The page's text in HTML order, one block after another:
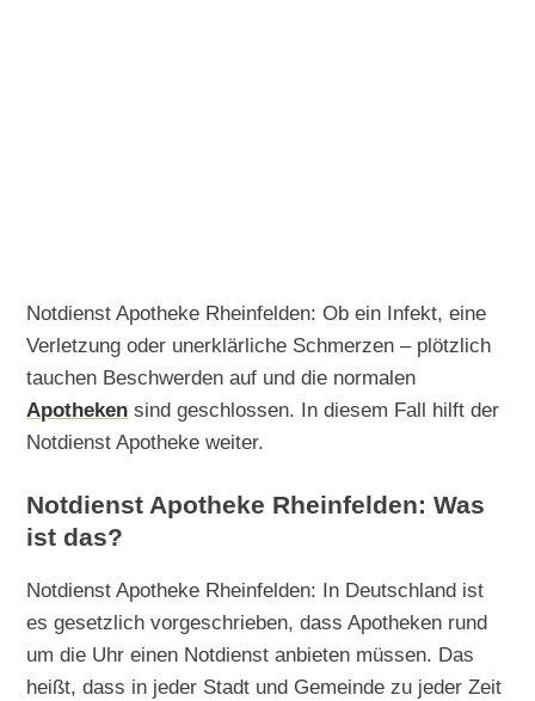
Notdienst Apotheke Rheinfelden: Ob ein Infekt, eine
Verletzung oder unerklärliche Schmerzen – plötzlich
tauchen Beschwerden auf und die normalen
Apotheken sind geschlossen. In diesem Fall hilft der
Notdienst Apotheke weiter.
Notdienst Apotheke Rheinfelden: Was
ist das?
Notdienst Apotheke Rheinfelden: In Deutschland ist
es gesetzlich vorgeschrieben, dass Apotheken rund
um die Uhr einen Notdienst anbieten müssen. Das
heißt, dass in jeder Stadt und Gemeinde zu jeder Zeit